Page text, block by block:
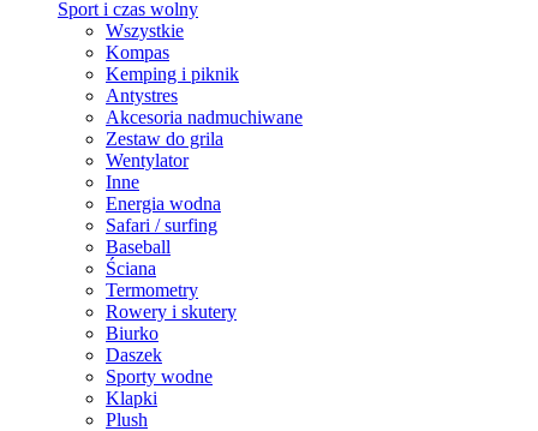
Sport i czas wolny
Wszystkie
Kompas
Kemping i piknik
Antystres
Akcesoria nadmuchiwane
Zestaw do grila
Wentylator
Inne
Energia wodna
Safari / surfing
Baseball
Ściana
Termometry
Rowery i skutery
Biurko
Daszek
Sporty wodne
Klapki
Plush